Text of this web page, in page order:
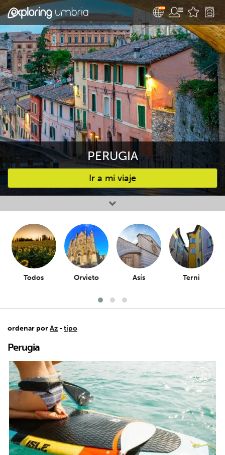
PERUGIA
Ir a mi viaje
Favourites
Todos Orvieto Asís Terni
ordenar porAz -tipo
Perugia